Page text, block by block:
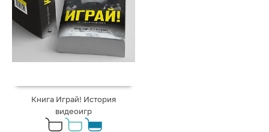
Книга Играй! История
видеоигр